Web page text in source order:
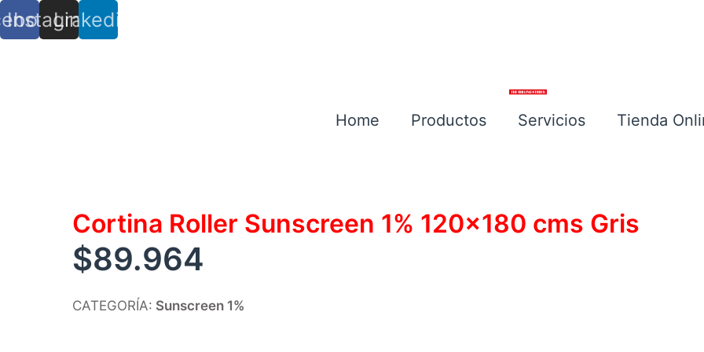
Instagram
Linkedin
Home Productos Servicios
Tienda
Cortina Roller Sunscreen 1% 120×180 cms Gris
$89.964
CATEGORÍA: Sunscreen 1%